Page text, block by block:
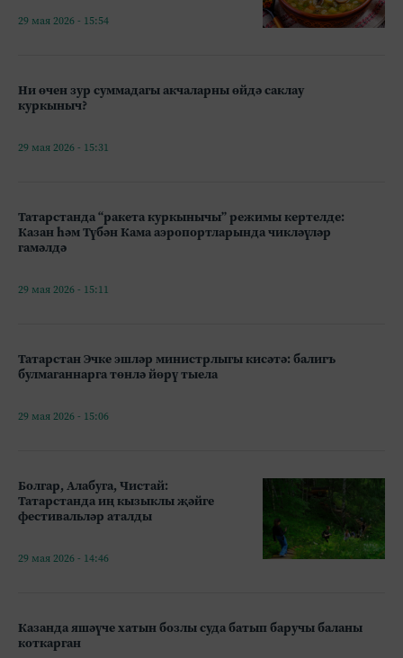
29 мая 2026 - 15:54
Ни өчен зур суммадагы акчаларны өйдә саклау
куркыныч?
29 мая 2026 - 15:31
Татарстанда “ракета куркынычы” режимы кертелде:
Казан һәм Түбән Кама аэропортларында чикләүләр
гамәлдә
29 мая 2026 - 15:11
Татарстан Эчке эшләр министрлыгы кисәтә: балигъ
булмаганнарга төнлә йөрү тыела
29 мая 2026 - 15:06
Болгар, Алабуга, Чистай:
Татарстанда иң кызыклы җәйге
фестивальләр аталды
29 мая 2026 - 14:46
Казанда яшәүче хатын бозлы суда батып баручы баланы
коткарган